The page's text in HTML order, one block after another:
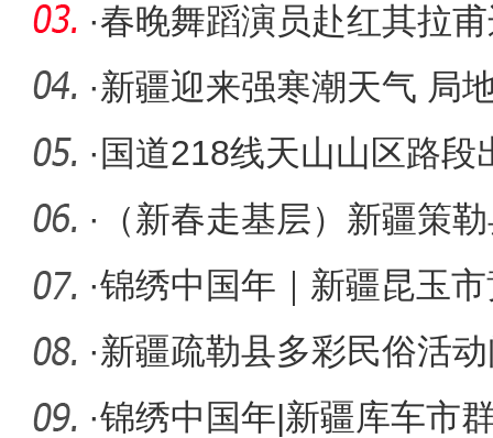
味
·春晚舞蹈演员赴红其拉
·新疆迎来强寒潮天气 局
49度
· 国道218线天山山区路段
·
（新春走基层）新疆策
多彩民俗
·锦绣中国年｜新疆昆玉
辣滚烫
·新疆疏勒县多彩民俗活
·锦绣中国年|新疆库车市